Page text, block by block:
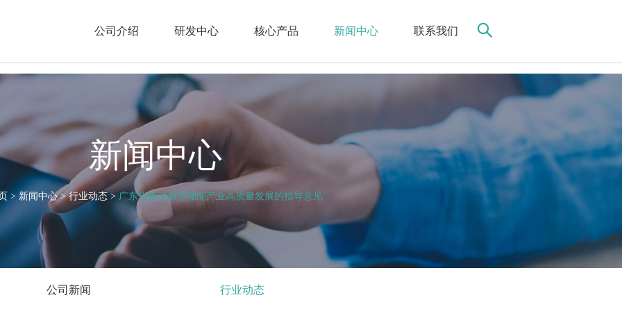
公司介绍 研发中心 核心产品 新闻中心 联系我们
新闻中心
>新闻中心>行业动态> 广东省推动新型储能产业高质量发展的指导意见
公司新闻 行业动态